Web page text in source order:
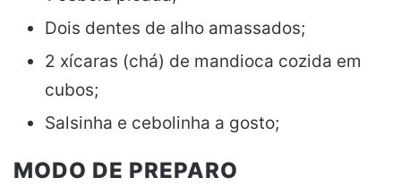
Dois dentes de alho amassados;
2 xícaras (chá) de mandioca cozida em
cubos;
Salsinha e cebolinha a gosto;
MODO DE PREPARO